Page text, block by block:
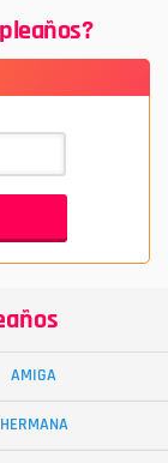
AMIGA
HERMANA